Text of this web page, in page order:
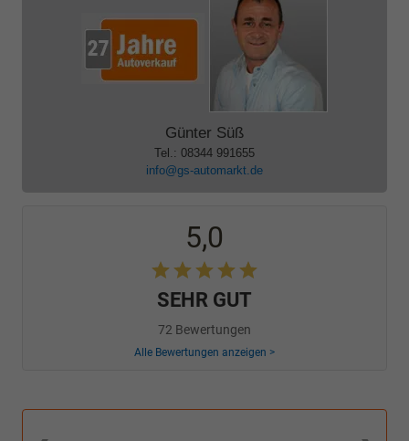
Günter Süß
Tel.: 08344 991655
info@gs-automarkt.de
5,0
SEHR GUT
72 Bewertungen
Alle Bewertungen anzeigen >